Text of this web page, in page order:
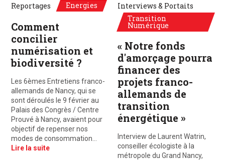
Reportages Energies
Comment
concilier
numérisation et
biodiversité ?
Les 6èmes Entretiens franco-
allemands de Nancy, qui se
sont déroulés le 9 février au
Palais des Congrès / Centre
Prouvé à Nancy, avaient pour
objectif de repenser nos
modes de consommation…
Lire la suite
Interviews & Portaits
Transition
Numérique
« Notre fonds
d'amorçage pourra
financer des
projets franco-
allemands de
transition
énergétique »
Interview de Laurent Watrin,
conseiller écologiste à la
métropole du Grand Nancy,